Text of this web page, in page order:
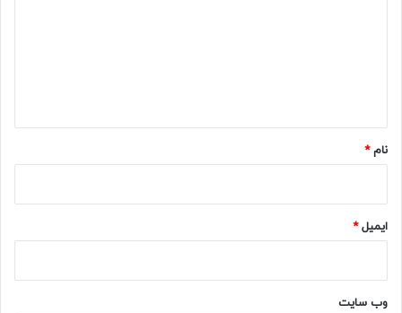
نام*
ایمیل*
وب‌ سایت